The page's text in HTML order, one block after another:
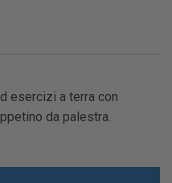
esercizi a terra con
da palestra.